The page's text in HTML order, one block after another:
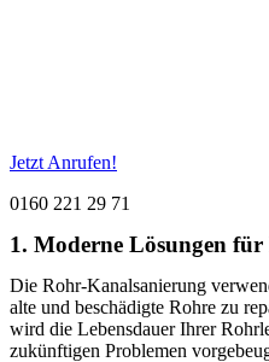
Jetzt Anrufen!
0160 221 29 71
1. Moderne Lösungen
Die Rohr-Kanalsanierung
alte und beschädigte Rohre zu
wird die Lebensdauer Ihrer
zukünftigen Problemen